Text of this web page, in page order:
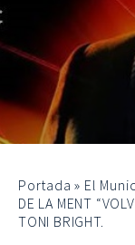
Portada » El
DE LA MENT
TONI BRIGHT.